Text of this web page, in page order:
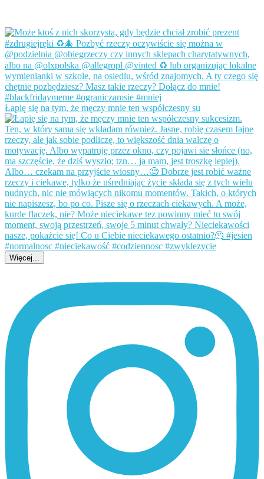
Łapię się na tym, że męczy mnie ten współczesny su
Więcej...